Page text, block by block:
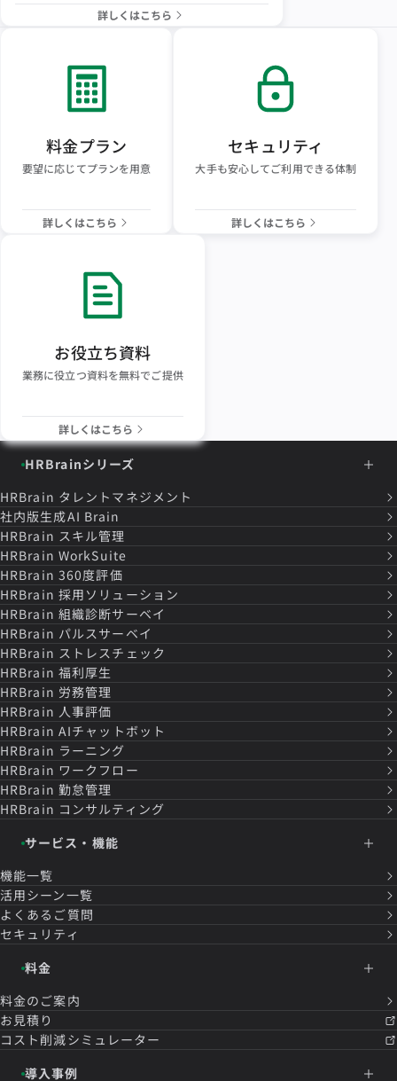
詳しくはこちら
料金プラン
要望に応じてプランを用意
詳しくはこちら
セキュリティ
大手も安心してご利用できる体制
詳しくはこちら
お役立ち資料
業務に役立つ資料を無料でご提供
詳しくはこちら
HRBrainシリーズ
HRBrain タレントマネジメント
社内版生成AI Brain
HRBrain スキル管理
HRBrain WorkSuite
HRBrain 360度評価
HRBrain 採用ソリューション
HRBrain 組織診断サーベイ
HRBrain パルスサーベイ
HRBrain ストレスチェック
HRBrain 福利厚生
HRBrain 労務管理
HRBrain 人事評価
HRBrain AIチャットボット
HRBrain ラーニング
HRBrain ワークフロー
HRBrain 勤怠管理
HRBrain コンサルティング
サービス・機能
機能一覧
活用シーン一覧
よくあるご質問
セキュリティ
料金
料金のご案内
お見積り
コスト削減シミュレーター
導入事例